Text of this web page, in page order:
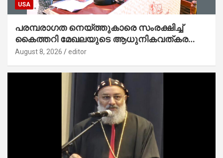
USA
പരമ്പരാഗത നെയ്ത്തുകാരെ സംരക്ഷിച്ച്
കൈത്തറി മേഖലയുടെ ആധുനികവത്കരണം
സാധ്യമാക്കും : ഡെപ്യൂട്ടി സ്പീക്കർ
August 8, 2026 editor